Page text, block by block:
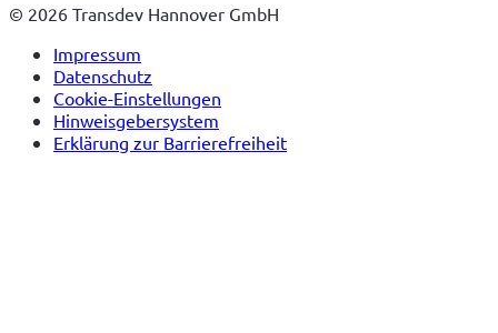
© 2026 Transdev Hannover GmbH
Impressum
Datenschutz
Cookie-Einstellungen
Hinweisgebersystem
Erklärung zur Barrierefreiheit